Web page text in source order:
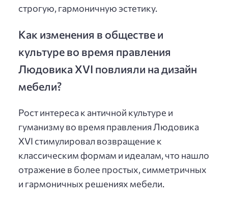
строгую, гармоничную эстетику.
Как изменения в обществе и
культуре во время правления
Людовика XVI повлияли на дизайн
мебели?
Рост интереса к античной культуре и
гуманизму во время правления Людовика
XVI стимулировал возвращение к
классическим формам и идеалам, что нашло
отражение в более простых, симметричных
и гармоничных решениях мебели.